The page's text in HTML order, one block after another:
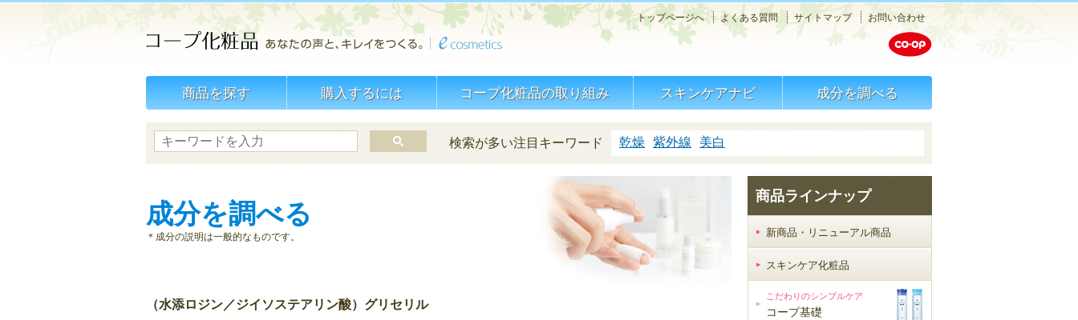
メニュー
検索
商品を探す 購入するには コープ化粧品の取り組み スキンケアナビ 成分を調べる
トップページへ よくある質問 サイトマップ お問い合わせ
検索が多い注目キーワード 乾燥 紫外線 美白
成分を調べる
＊成分の説明は一般的なものです。
（水添ロジン／ジイソステアリン酸）グリセリル
商品ラインナップ
新商品・リニューアル商品
スキンケア化粧品
スキンケア化粧品
こだわりのシンプルケア
コープ基礎